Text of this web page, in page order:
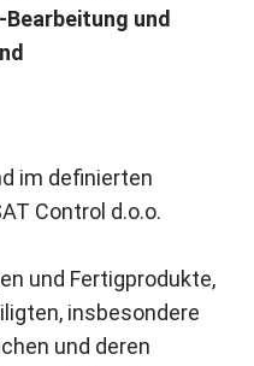
Bearbeitung und
im definierten
Control d.o.o.
und Fertigprodukte,
insbesondere
und deren